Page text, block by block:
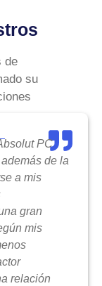
de
su
PC
de la
a mis
gran
mis
relación